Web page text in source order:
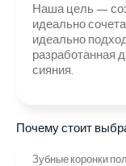
Наша цель —
идеально
идеально
разработанная
сияния.
Почему стоит
Зубные коронки